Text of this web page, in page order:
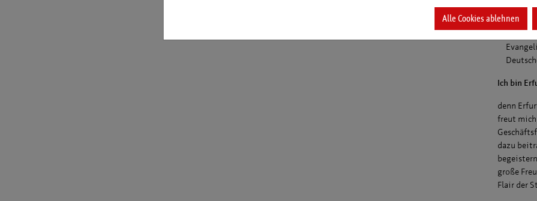
Hobbys: Rad- und Wandertouren in Thüringen, Theater,
Ich bin
denn
freut mich
dazu
große
Flair der
Alle Cookies ablehnen